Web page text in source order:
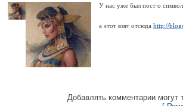
У нас уже был пост о
а этот взят отсюда http://
Добавлять комментарии могут